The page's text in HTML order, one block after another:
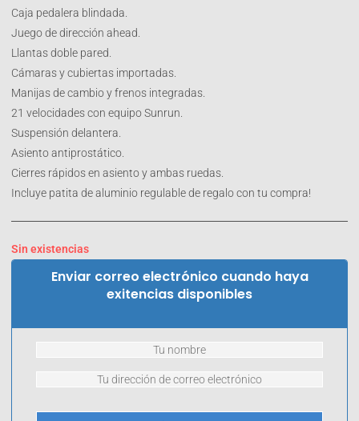
Caja pedalera blindada.
Juego de dirección ahead.
Llantas doble pared.
Cámaras y cubiertas importadas.
Manijas de cambio y frenos integradas.
21 velocidades con equipo Sunrun.
Suspensión delantera.
Asiento antiprostático.
Cierres rápidos en asiento y ambas ruedas.
Incluye patita de aluminio regulable de regalo con tu compra!
Sin existencias
Enviar correo electrónico cuando haya
exitencias disponibles